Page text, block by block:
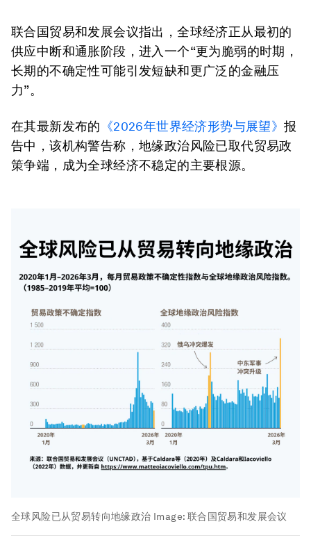
联合国贸易和发展会议指出，全球经济正从最初的
供应中断和通胀阶段，进入一个“更为脆弱的时期，
长期的不确定性可能引发短缺和更广泛的金融压
力”。
在其最新发布的 《2026年世界经济形势与展望》报
告中，该机构警告称，地缘政治风险已取代贸易政
策争端，成为全球经济不稳定的主要根源。
全球风险已从贸易转向地缘政治 Image: 联合国贸易和发展会议